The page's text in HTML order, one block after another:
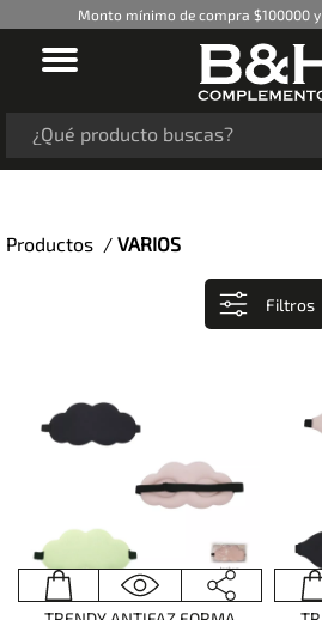
Monto mínimo de compra $100000
Productos / VARIOS
Filtros